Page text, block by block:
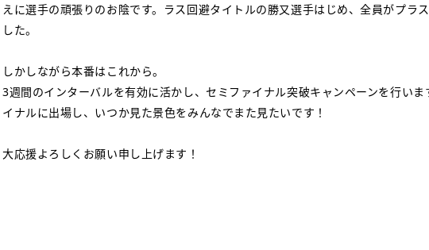
えに選手の頑張りのお陰です。ラス回避タイトルの勝又選手はじめ、全員がプラ
した。
しかしながら本番はこれから。
3週間のインターバルを有効に活かし、セミファイナル突破キャンペーンを行いま
イナルに出場し、いつか見た景色をみんなでまた見たいです！
大応援よろしくお願い申し上げます！